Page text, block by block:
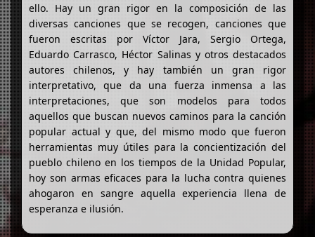
ello. Hay un gran rigor en la composición de las
diversas canciones que se recogen, canciones que
fueron escritas por Víctor Jara, Sergio Ortega,
Eduardo Carrasco, Héctor Salinas y otros destacados
autores chilenos, y hay también un gran rigor
interpretativo, que da una fuerza inmensa a las
interpretaciones, que son modelos para todos
aquellos que buscan nuevos caminos para la canción
popular actual y que, del mismo modo que fueron
herramientas muy útiles para la concientización del
pueblo chileno en los tiempos de la Unidad Popular,
hoy son armas eficaces para la lucha contra quienes
ahogaron en sangre aquella experiencia llena de
esperanza e ilusión.